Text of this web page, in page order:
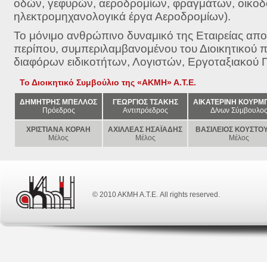
οδών, γεφυρών, αεροδρομίων, φραγμάτων,
ηλεκτρομηχανολογικά έργα Αεροδρομίων).
Το μόνιμο ανθρώπινο δυναμικό της Εταιρείας
περίπου, συμπεριλαμβανομένου του
διαφόρων ειδικοτήτων, Λογιστών,
Το Διοικητικό Συμβούλιο της «ΑΚΜΗ» Α.Τ.Ε.
ΔΗΜΗΤΡΗΣ ΜΠΕΛΛΟΣ
Πρόεδρος
ΓΕΩΡΓΙΟΣ ΤΣΑΚΗΣ
Αντιπρόεδρος
ΑΙΚΑΤΕΡΙΝΗ
Δ/νων Σύμβουλος
ΧΡΙΣΤΙΑΝΑ ΚΟΡΑΗ
Μέλος
ΑΧΙΛΛΕΑΣ ΗΣΑΪΑΔΗΣ
Μέλος
ΒΑΣΙΛΕΙΟΣ
Μέλος
© 2010 ΑΚΜΗ Α.Τ.Ε. All rights reserved.